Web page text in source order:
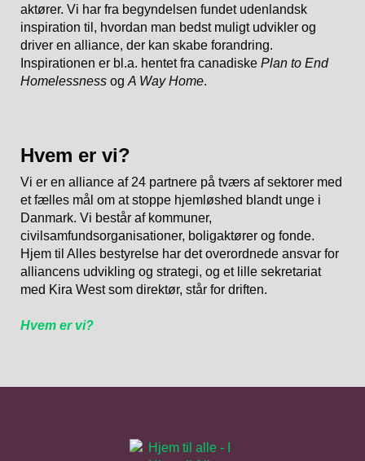
aktører. Vi har fra begyndelsen fundet udenlandsk
inspiration til, hvordan man bedst muligt udvikler og
driver en alliance, der kan skabe forandring.
Inspirationen er bl.a. hentet fra canadiske Plan to End
Homelessness og A Way Home.
Hvem er vi?
Vi er en alliance af 24 partnere på tværs af sektorer med
et fælles mål om at stoppe hjemløshed blandt unge i
Danmark. Vi består af kommuner,
civilsamfundsorganisationer, boligaktører og fonde.
Hjem til Alles bestyrelse har det overordnede ansvar for
alliancens udvikling og strategi, og et lille sekretariat
med Kira West som direktør, står for driften.
Hvem er vi?